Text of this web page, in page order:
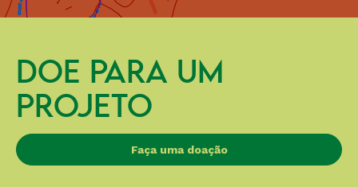
DOE PARA UM
PROJETO
Faça uma doação